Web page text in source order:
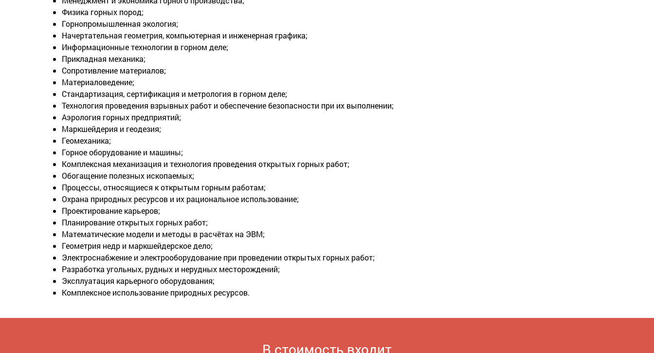
Физика горных пород;
Горнопромышленная экология;
Начертательная геометрия, компьютерная и инженерная графика;
Информационные технологии в горном деле;
Прикладная механика;
Сопротивление материалов;
Материаловедение;
Стандартизация, сертификация и метрология в горном деле;
Технология проведения взрывных работ и обеспечение безопасности при их выполнении;
Аэрология горных предприятий;
Маркшейдерия и геодезия;
Геомеханика;
Горное оборудование и машины;
Комплексная механизация и технология проведения открытых горных работ;
Обогащение полезных ископаемых;
Процессы, относящиеся к открытым горным работам;
Охрана природных ресурсов и их рациональное использование;
Проектирование карьеров;
Планирование открытых горных работ;
Математические модели и методы в расчётах на ЭВМ;
Геометрия недр и маркшейдерское дело;
Электроснабжение и электрооборудование при проведении открытых горных работ;
Разработка угольных, рудных и нерудных месторождений;
Эксплуатация карьерного оборудования;
Комплексное использование природных ресурсов.
В стоимость входит